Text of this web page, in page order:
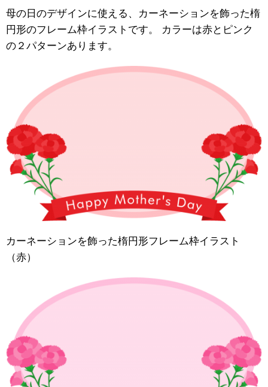
母の日のデザインに使える、カーネーションを飾った楕
円形のフレーム枠イラストです。 カラーは赤とピンク
の２パターンあります。
カーネーションを飾った楕円形フレーム枠イラスト
（赤）